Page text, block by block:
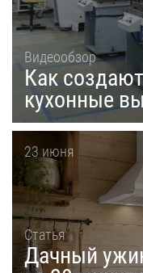
Уфа
Воронеж
Красноярск
Ростов-на-Дону
Омск
Пермь
Волгоград
Видеообзор
Как
кухонные
23 июня
Статья
Дачный